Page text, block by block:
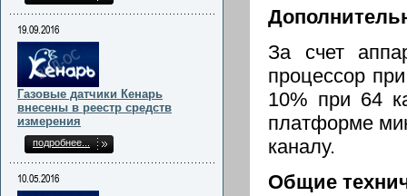
За счет
процессор
10% при 64
платформе
каналу.
Общие
19.09.2016
Газовые датчики Кенарь
внесены в реестр средств
измерения
подробнее...
10.05.2016